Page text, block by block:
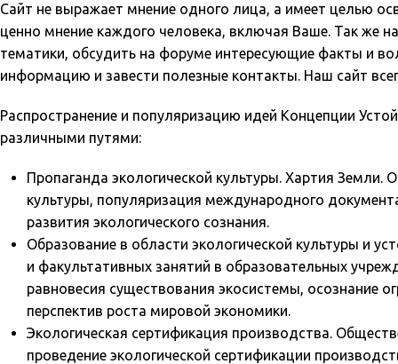
Сайт не выражает мнение одного лица, а имеет целью
ценно мнение каждого человека, включая Ваше. Так же
тематики, обсудить на форуме интересующие факты и
информацию и завести полезные контакты. Наш сайт
Распространение и популяризацию идей Концепции
различными путями:
Пропаганда экологической культуры. Хартия Земли.
культуры, популяризация международного
развития экологического сознания.
Образование в области экологической культуры и
и факультативных занятий в образовательных
равновесия существования экосистемы, осознание
перспектив роста мировой экономики.
Экологическая сертификация производства.
проведение экологической сертификации